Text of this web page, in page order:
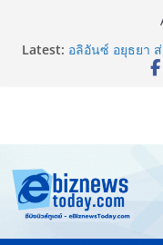
Latest: อลิอันซ์ อยุธยา
เปิดพื้นที่ “Level
พันธมิตร ปั้นผู้ป
LORDNINE จั
“Rise of the
ฉลองเซิร์ฟเวอร์ใ
แพทย์เผย โรค